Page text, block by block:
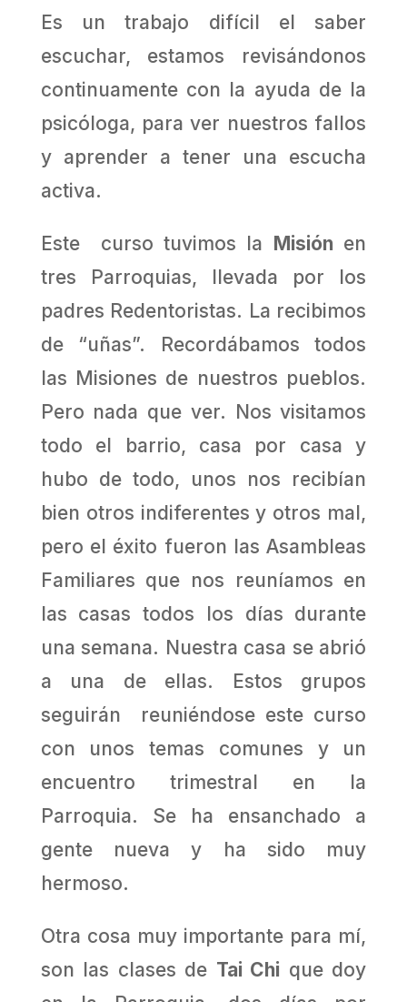
Es un trabajo difícil el saber
escuchar, estamos revisándonos
continuamente con la ayuda de la
psicóloga, para ver nuestros fallos
y aprender a tener una escucha
activa.
Este curso tuvimos la Misión en
tres Parroquias, llevada por los
padres Redentoristas. La recibimos
de “uñas”. Recordábamos todos
las Misiones de nuestros pueblos.
Pero nada que ver. Nos visitamos
todo el barrio, casa por casa y
hubo de todo, unos nos recibían
bien otros indiferentes y otros mal,
pero el éxito fueron las Asambleas
Familiares que nos reuníamos en
las casas todos los días durante
una semana. Nuestra casa se abrió
a una de ellas. Estos grupos
seguirán reuniéndose este curso
con unos temas comunes y un
encuentro trimestral en la
Parroquia. Se ha ensanchado a
gente nueva y ha sido muy
hermoso.
Otra cosa muy importante para mí,
son las clases de Tai Chi que doy